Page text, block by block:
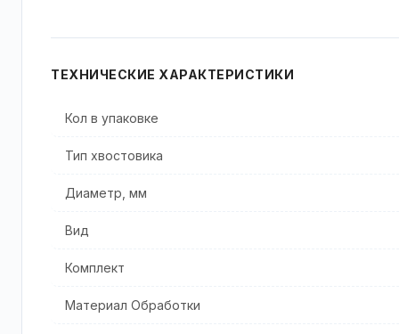
ТЕХНИЧЕСКИЕ ХАРАКТЕРИСТИКИ
Кол в упаковке
Тип хвостовика
Диаметр, мм
Вид
Комплект
Материал Обработки